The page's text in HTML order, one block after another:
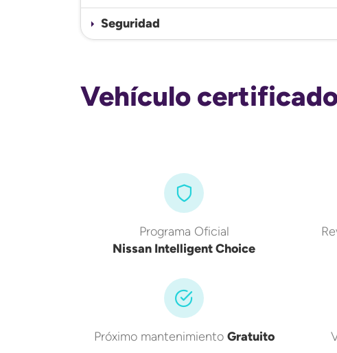
Seguridad
Vehículo
Programa Oficial
Nissan Intelligent Choice
Próximo mantenimiento Gratuito